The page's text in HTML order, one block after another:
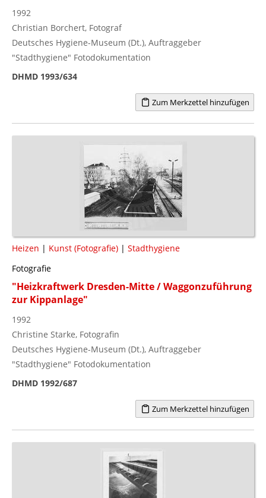
1992
Christian Borchert, Fotograf
Deutsches Hygiene-Museum (Dt.), Auftraggeber
"Stadthygiene" Fotodokumentation
DHMD 1993/634
Zum Merkzettel hinzufügen
Heizen | Kunst (Fotografie) | Stadthygiene
Fotografie
"Heizkraftwerk Dresden-Mitte / Waggonzuführung
zur Kippanlage"
1992
Christine Starke, Fotografin
Deutsches Hygiene-Museum (Dt.), Auftraggeber
"Stadthygiene" Fotodokumentation
DHMD 1992/687
Zum Merkzettel hinzufügen